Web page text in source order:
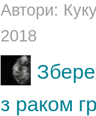
Автори:
2018
з раком